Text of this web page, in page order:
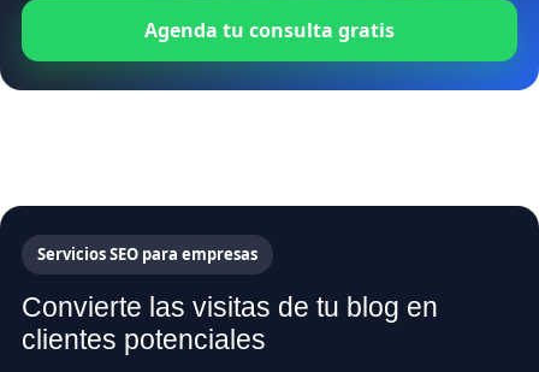
Agenda tu consulta gratis
Servicios SEO para empresas
Convierte las visitas de tu blog en
clientes potenciales